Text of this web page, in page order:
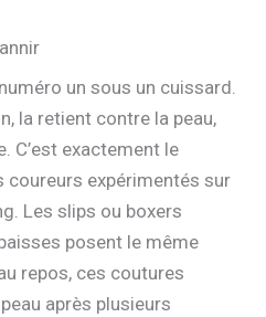
un sous un cuissard.
la retient contre la peau,
C’est exactement le
coureurs expérimentés sur
Les slips ou boxers
posent le même
repos, ces coutures
après plusieurs